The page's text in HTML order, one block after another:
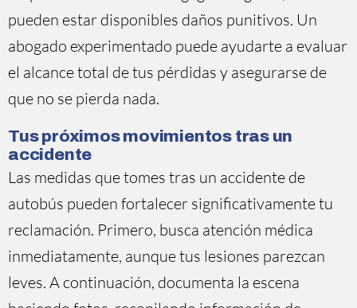
pueden estar disponibles daños punitivos. Un
abogado experimentado puede ayudarte a evaluar
el alcance total de tus pérdidas y asegurarse de
que no se pierda nada.
Tus próximos movimientos tras un
accidente
Las medidas que tomes tras un accidente de
autobús pueden fortalecer significativamente tu
reclamación. Primero, busca atención médica
inmediatamente, aunque tus lesiones parezcan
leves. A continuación, documenta la escena